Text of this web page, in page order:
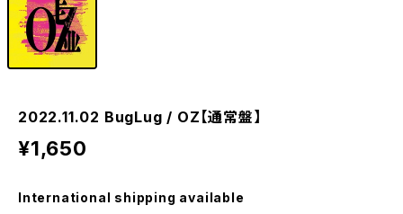
2022.11.02 BugLug / OZ【通常盤】
¥1,650
International shipping available